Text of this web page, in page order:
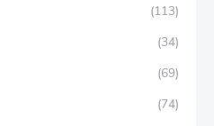
(113)
(34)
(69)
(74)